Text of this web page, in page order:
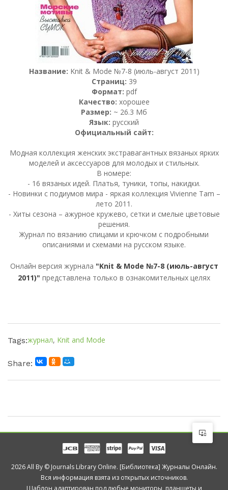
Название: Knit & Mode №7-8 (июль-август 2011)
Страниц: 39
Формат: pdf
Качество: хорошее
Размер: ~ 26.3 Мб
Язык: русский
Официальный сайт:
Модная коллекция женских экстравагантных вязаных ярких
моделей и аксессуаров для молодых и стильных.
В номере:
- 16 вязаных идей. Платья, туники, топы, накидки.
- Новинки с подиумов мира - яркая коллекция Vivienne Tam –
лето 2011.
- Хиты сезона – ажурное кружево, сетки и смелые цветовые
решения.
Журнал по вязанию спицами и крючком с подробными
описаниями и схемами на русском языке.
Онлайн версия журнала "Knit & Mode №7-8 (июль-август
2011)" представлена только в ознакомительных целях
Tags:журнал, Knit and Mode
Share:
2026 All By © Journals Library Online. [Библиотека] Журналы Онлайн.
Вся информация взята из открытых источников.